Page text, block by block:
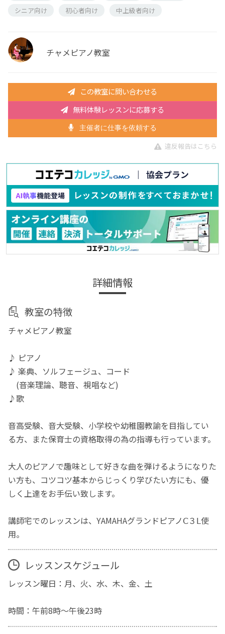
シニア向け
初心者向け 中上級者向け
チャメピアノ教室
この教室に問い合わせる
無料体験レッスンに応募する
主催者に仕事を依頼する
違反報告はこちら
詳細情報
教室の特徴
チャメピアノ教室
♪ ピアノ
♪ 楽典、ソルフェージュ、コード
(音楽理論、聴音、視唱など)
♪歌
音高受験、音大受験、小学校や幼稚園教諭を目指してい
る方、また保育士の資格取得の為の指導も行っています。
大人のピアノで趣味として好きな曲を弾けるようになりた
い方も、コツコツ基本からじっくり学びたい方にも、優
しく上達をお手伝い致します。
講師宅でのレッスンは、YAMAHAグランドピアノⅭ３Ⅼ使
用。
レッスンスケジュール
レッスン曜日：月、火、水、木、金、土
時間：午前8時～午後23時